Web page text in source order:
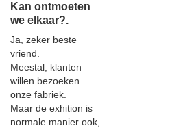
Kan ontmoeten
we elkaar?.
Ja, zeker beste
vriend.
Meestal, klanten
willen bezoeken
onze fabriek.
Maar de exhition is
normale manier ook,